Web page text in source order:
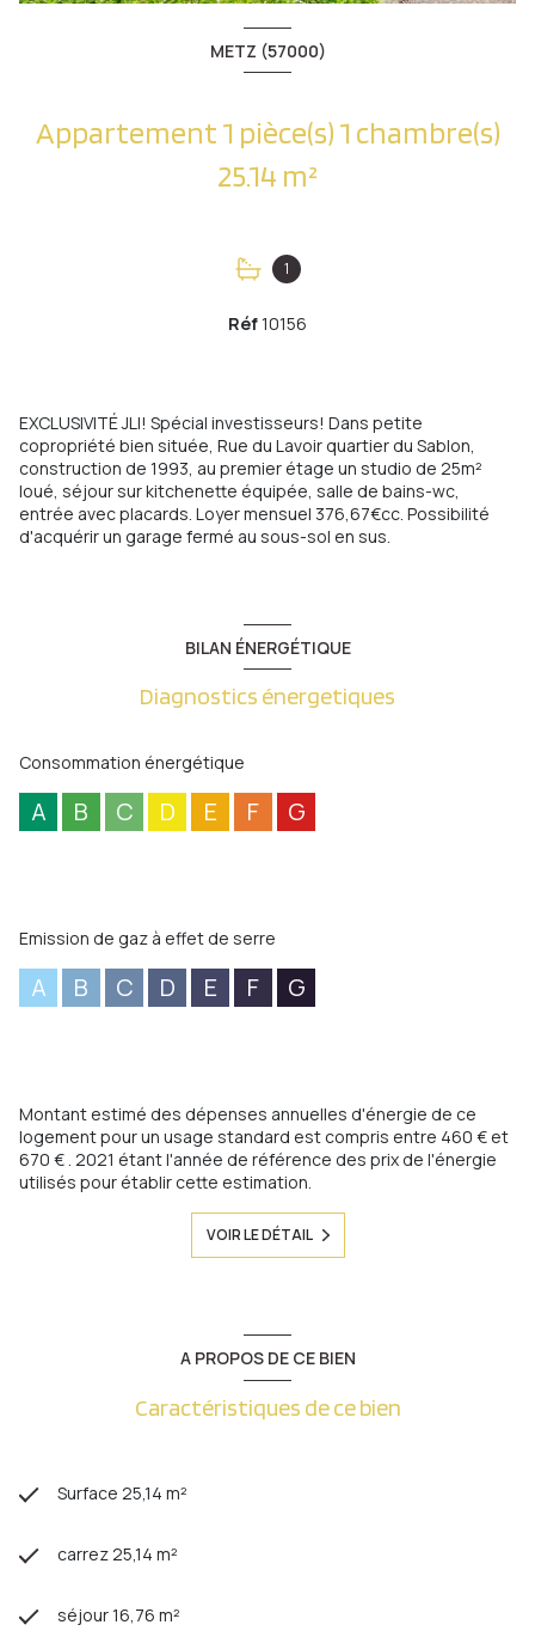
METZ (57000)
Appartement 1 pièce(s) 1 chambre(s)
25.14 m²
1
Réf10156
EXCLUSIVITÉ JLI! Spécial investisseurs! Dans petite
copropriété bien située, Rue du Lavoir quartier du Sablon,
construction de 1993, au premier étage un studio de 25m²
loué, séjour sur kitchenette équipée, salle de bains-wc,
entrée avec placards. Loyer mensuel 376,67€cc. Possibilité
d'acquérir un garage fermé au sous-sol en sus.
BILAN ÉNERGÉTIQUE
Diagnostics énergetiques
Consommation énergétique
A B C D E F G
Emission de gaz à effet de serre
A B C D E F G
Montant estimé des dépenses annuelles d'énergie de ce
logement pour un usage standard est compris entre 460 € et
670 € . 2021 étant l'année de référence des prix de l'énergie
utilisés pour établir cette estimation.
VOIR LE DÉTAIL
A PROPOS DE CE BIEN
Caractéristiques de ce bien
Surface 25,14 m²
carrez 25,14 m²
séjour 16,76 m²